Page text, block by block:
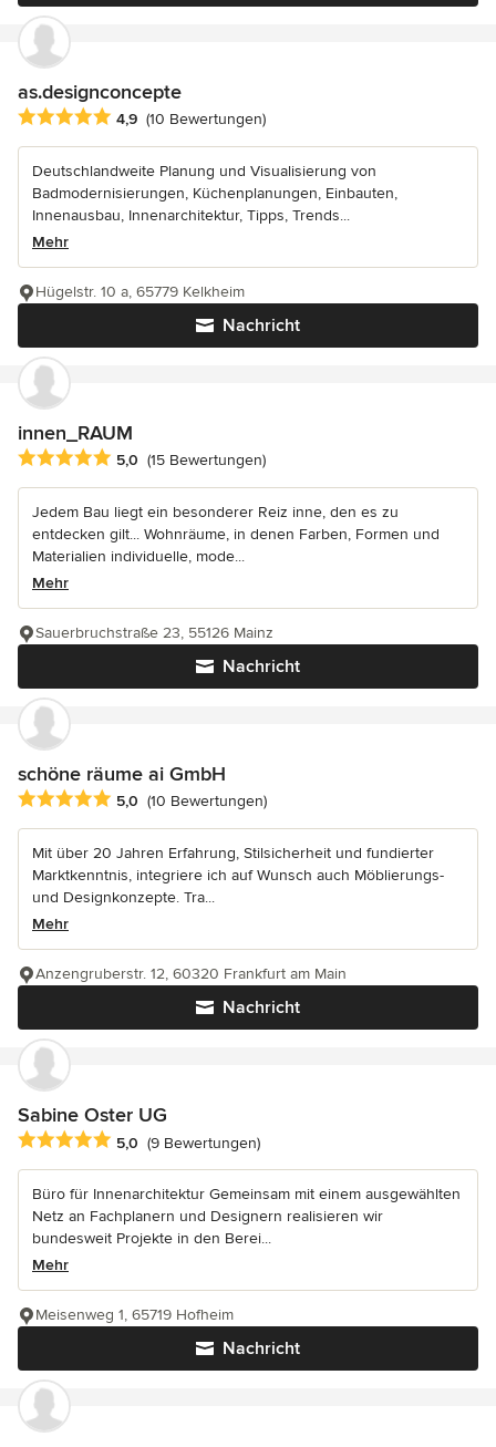
as.designconcepte
Durchschnittliche Bewertung: 4.9 von 5 Sternen
4,9 (10 Bewertungen)
Deutschlandweite Planung und Visualisierung von
Badmodernisierungen, Küchenplanungen, Einbauten,
Innenausbau, Innenarchitektur, Tipps, Trends...
Mehr
Nachricht
Hügelstr. 10 a, 65779 Kelkheim
innen_RAUM
Durchschnittliche Bewertung: 5 von 5 Sternen
5,0 (15 Bewertungen)
Jedem Bau liegt ein besonderer Reiz inne, den es zu
entdecken gilt... Wohnräume, in denen Farben, Formen und
Materialien individuelle, mode...
Mehr
Nachricht
Sauerbruchstraße 23, 55126 Mainz
schöne räume ai GmbH
Durchschnittliche Bewertung: 5 von 5 Sternen
5,0 (10 Bewertungen)
Mit über 20 Jahren Erfahrung, Stilsicherheit und fundierter
Marktkenntnis, integriere ich auf Wunsch auch Möblierungs-
und Designkonzepte. Tra...
Mehr
Nachricht
Anzengruberstr. 12, 60320 Frankfurt am Main
Sabine Oster UG
Durchschnittliche Bewertung: 5 von 5 Sternen
5,0 (9 Bewertungen)
Büro für Innenarchitektur Gemeinsam mit einem ausgewählten
Netz an Fachplanern und Designern realisieren wir
bundesweit Projekte in den Berei...
Mehr
Nachricht
Meisenweg 1, 65719 Hofheim